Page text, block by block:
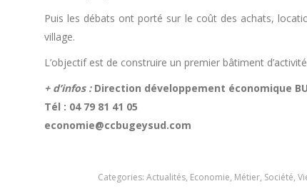
Puis les débats ont porté sur le coût des achats,
village.
L’objectif est de construire un premier bâtiment
+ d’infos :Direction développement économique
Tél : 04 79 81 41 05
economie@ccbugeysud.com
Categories: Actualités, Economie, Métier, Société,